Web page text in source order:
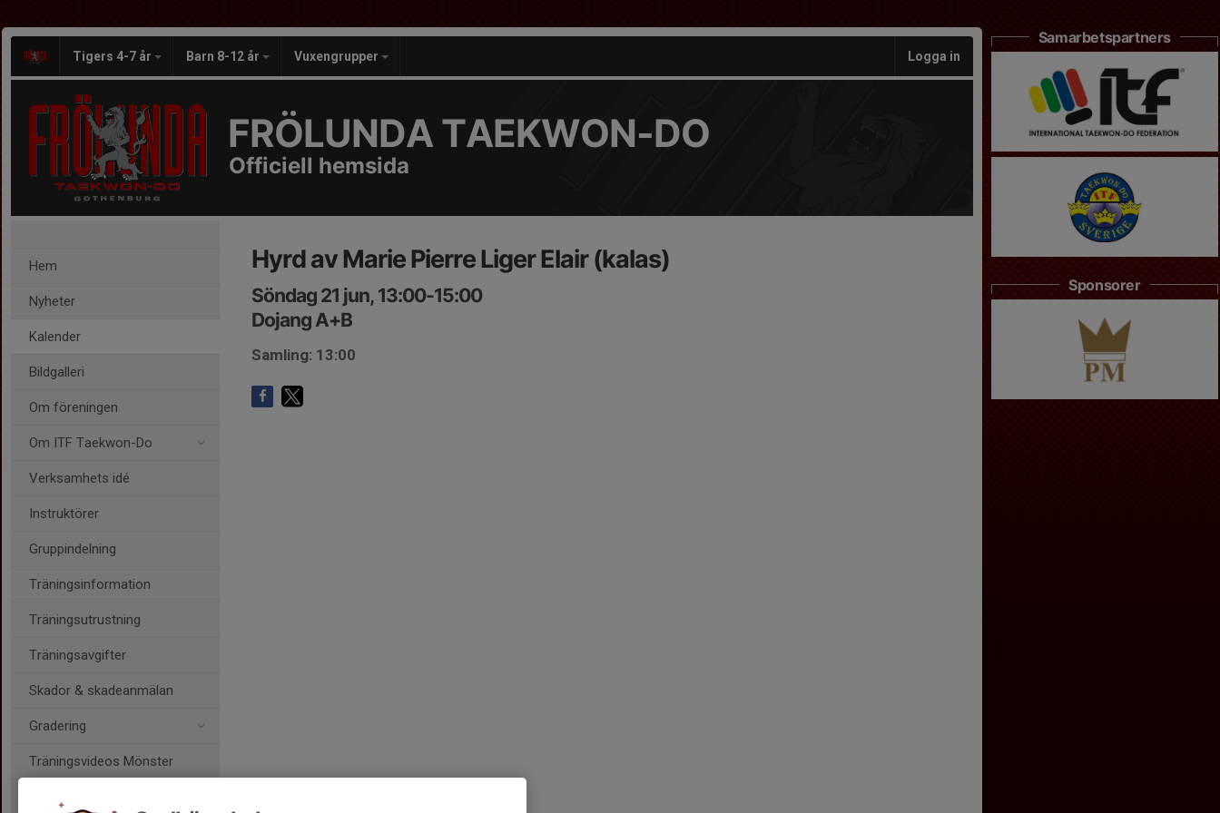
Tigers 4-7 år Barn 8-12 år Vuxengrupper Logga in
FRÖLUNDA TAEKWON-DO
Officiell hemsida
Hem
Nyheter
Kalender
Bildgalleri
Om föreningen
Om ITF Taekwon-Do
Verksamhets idé
Instruktörer
Gruppindelning
Träningsinformation
Träningsutrustning
Träningsavgifter
Skador & skadeanmälan
Gradering
Träningsvideos Mönster
Hyrd av Marie Pierre Liger Elair (kalas)
Söndag 21 jun, 13:00-15:00
Dojang A+B
Samling: 13:00
Samarbetspartners
Sponsorer